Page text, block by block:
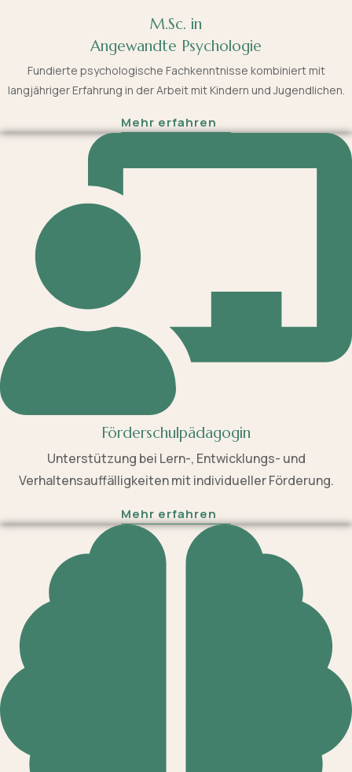
M.Sc. in
Angewandte Psychologie
Fundierte psychologische Fachkenntnisse kombiniert mit
langjähriger Erfahrung in der Arbeit mit Kindern und Jugendlichen.
Mehr erfahren
Förderschulpädagogin
Unterstützung bei Lern-, Entwicklungs- und
Verhaltensauffälligkeiten mit individueller Förderung.
Mehr erfahren